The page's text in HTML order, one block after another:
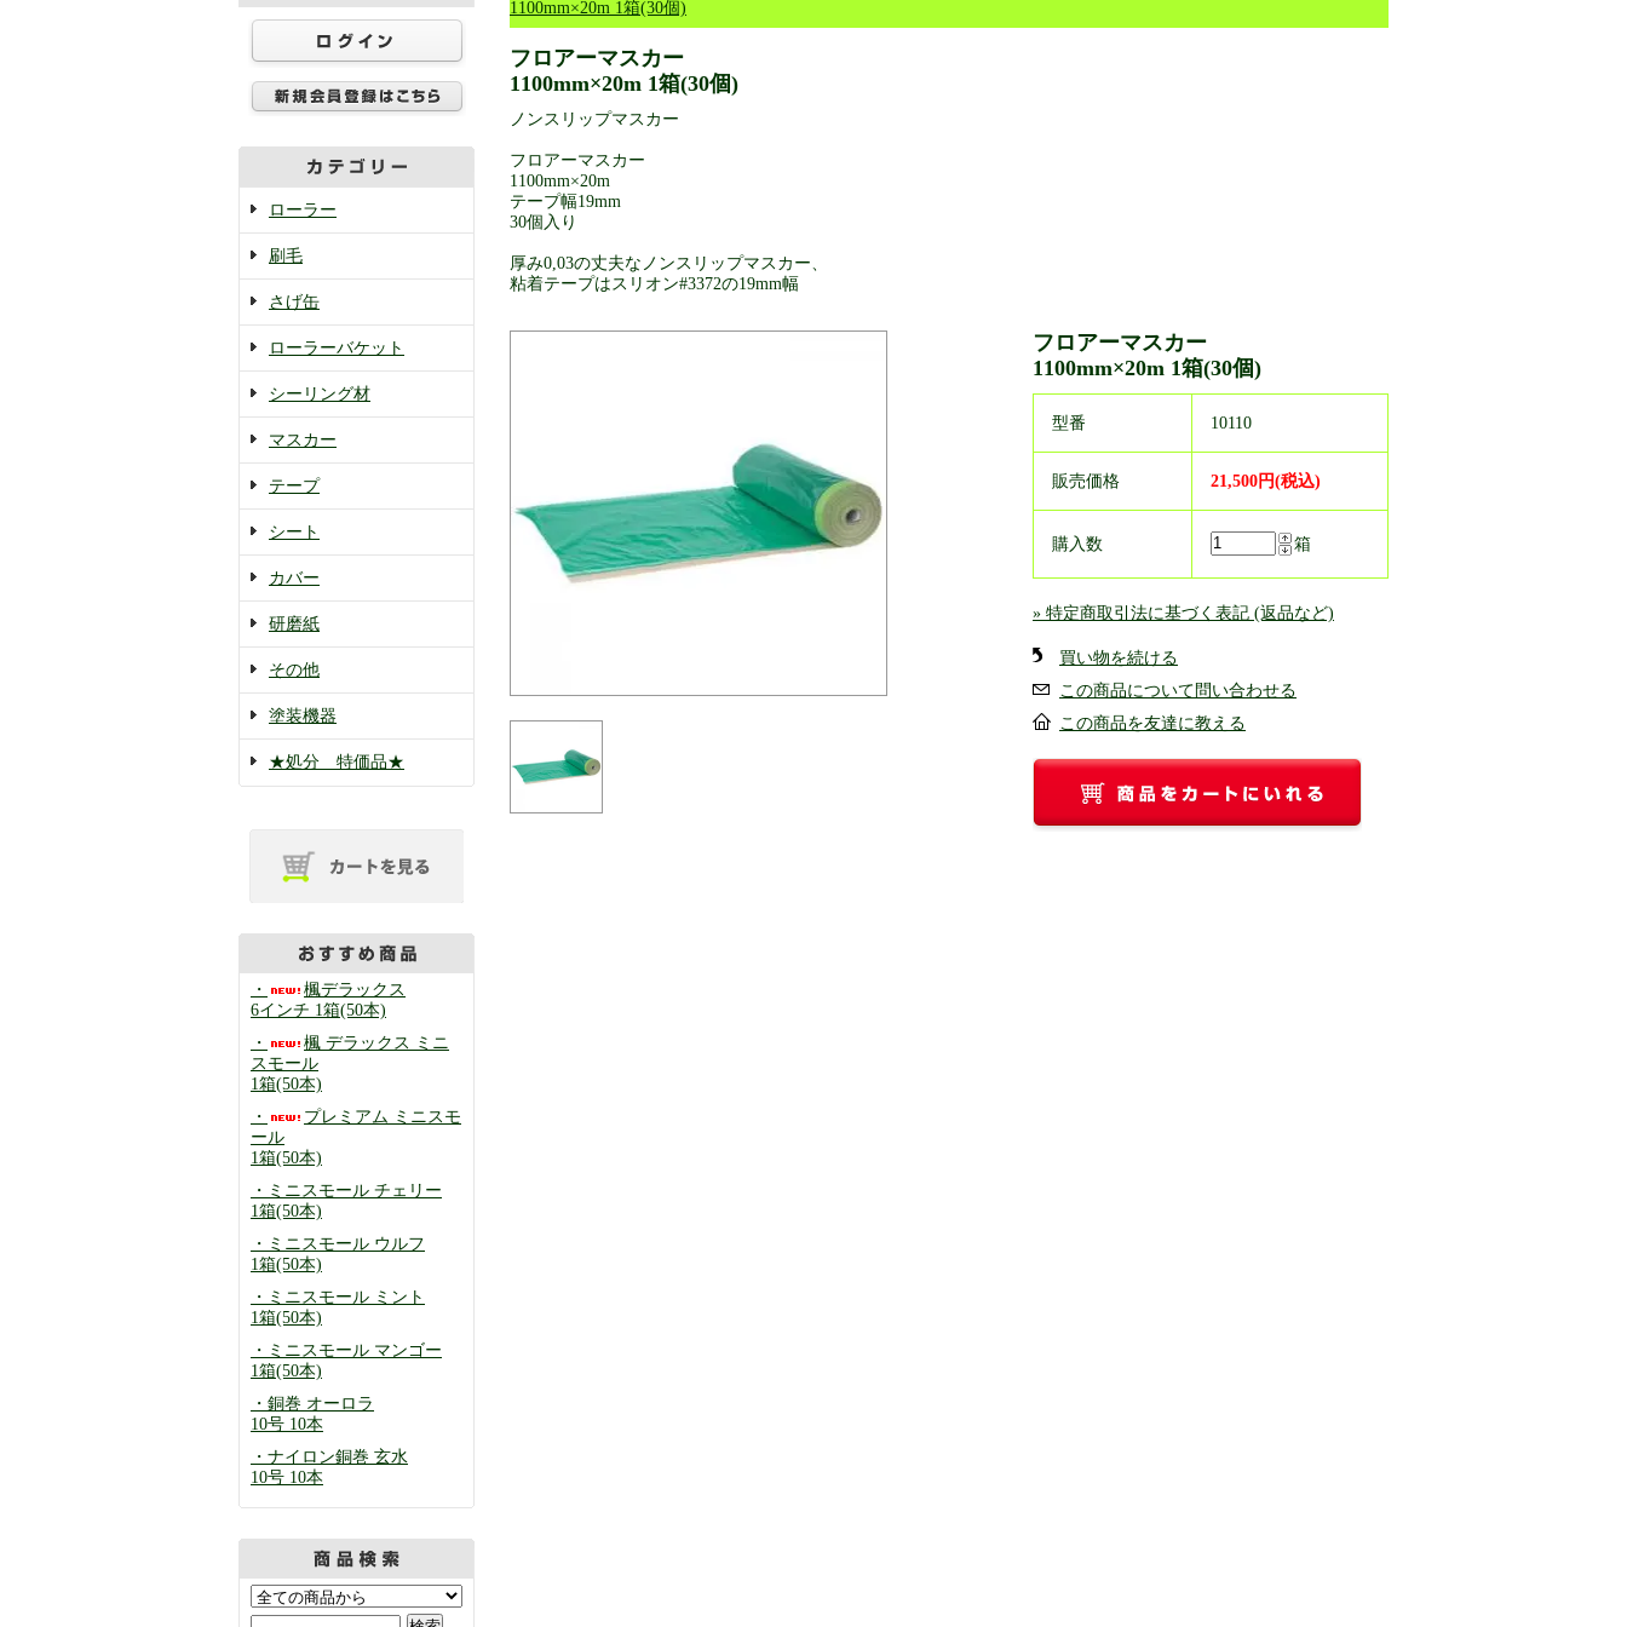
ローラー
刷毛
さげ缶
ローラーバケット
シーリング材
マスカー
テープ
シート
カバー
研磨紙
その他
塗装機器
★処分 特価品★
・
楓デラックス
6インチ 1箱(50本)
・
楓 デラックス ミニ
スモール
1箱(50本)
・
プレミアム ミニスモ
ール
1箱(50本)
・ミニスモール チェリー
1箱(50本)
・ミニスモール ウルフ
1箱(50本)
・ミニスモール ミント
1箱(50本)
・ミニスモール マンゴー
1箱(50本)
・銅巻 オーロラ
10号 10本
・ナイロン銅巻 玄水
10号 10本
1100mm×20m 1箱(30個)
フロアーマスカー
1100mm×20m 1箱(30個)
ノンスリップマスカー
フロアーマスカー
1100mm×20m
テープ幅19mm
30個入り
厚み0,03の丈夫なノンスリップマスカー、
粘着テープはスリオン#3372の19mm幅
フロアーマスカー
1100mm×20m 1箱(30個)
型番 10110
販売価格 21,500円(税込)
購入数 箱
» 特定商取引法に基づく表記 (返品など)
買い物を続ける
この商品について問い合わせる
この商品を友達に教える